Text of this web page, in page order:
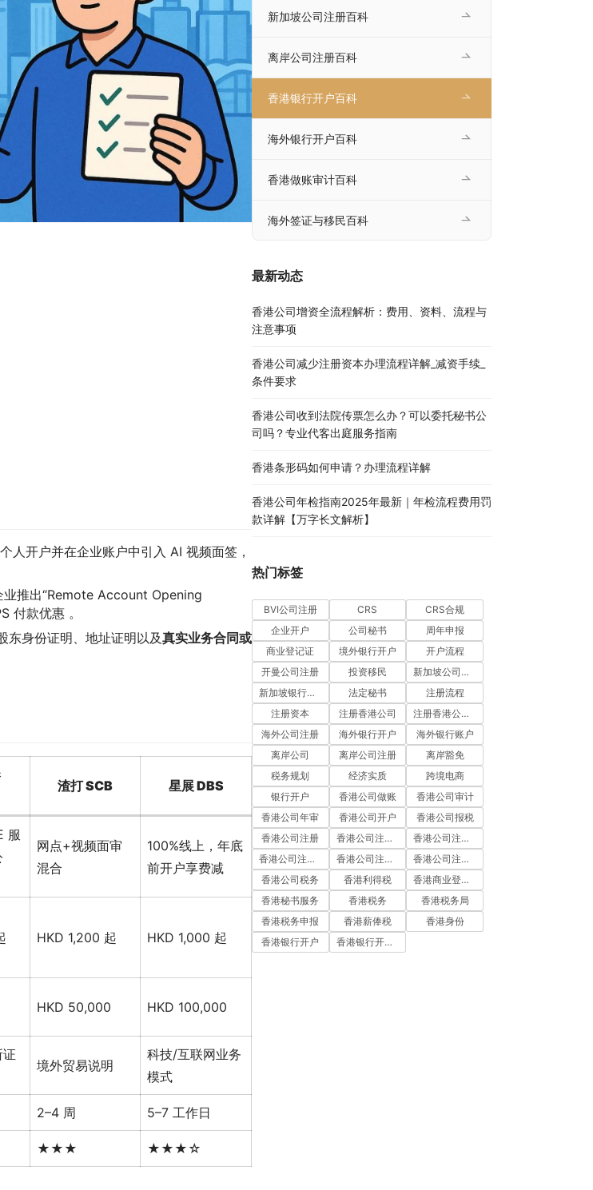
人开户并在企业账户中引入 AI 视频面签，
业推出“Remote Account Opening
付款优惠 。
东身份证明、地址证明以及真实业务合同或
渣打 SCB 星展 DBS
服
网点+视频面审
混合
100%线上，年底
前开户享费减
HKD 1,200 起 HKD 1,000 起
HKD 50,000 HKD 100,000
境外贸易说明
科技/互联网业务
模式
2–4 周 5–7 工作日
★★★ ★★★☆
新加坡公司注册百科
离岸公司注册百科
香港银行开户百科
海外银行开户百科
香港做账审计百科
海外签证与移民百科
最新动态
香港公司增资全流程解析：费用、资料、流程与
注意事项
香港公司减少注册资本办理流程详解_减资手续_
条件要求
香港公司收到法院传票怎么办？可以委托秘书公
司吗？专业代客出庭服务指南
香港条形码如何申请？办理流程详解
香港公司年检指南2025年最新｜年检流程费用罚
款详解【万字长文解析】
热门标签
BVI公司注册 CRS
CRS合规
企业开户
公司秘书
周年申报
商业登记证
境外银行开户
开户流程
开曼公司注册
投资移民
新加坡公司注册
新加坡银行开户
法定秘书
注册流程
注册资本
注册香港公司
注册香港公司流程
海外公司注册
海外银行开户
海外银行账户
离岸公司
离岸公司注册
离岸豁免
税务规划
经济实质
跨境电商
银行开户
香港公司做账
香港公司审计
香港公司年审
香港公司开户
香港公司报税
香港公司注册
香港公司注册代办
香港公司注册处
香港公司注册流程
香港公司注册费用
香港公司注册资料
香港公司税务
香港利得税
香港商业登记证
香港秘书服务
香港税务
香港税务局
香港税务申报
香港薪俸税
香港身份
香港银行开户
香港银行开户流程